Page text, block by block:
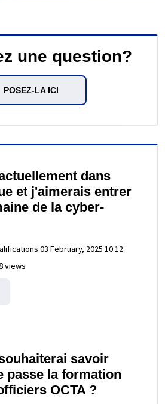
une question?
POSEZ-LA ICI
dans
et j'aimerais entrer
de la cyber-
03 February, 2025 10:12
views
savoir
passe la formation
OCTA ?